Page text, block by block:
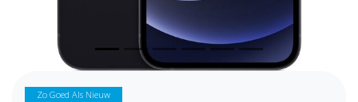
Zo Goed Als Nieuw